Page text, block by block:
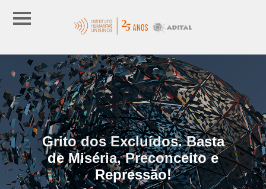
Grito dos Excluídos. Basta
de Miséria, Preconceito e
Repressão!